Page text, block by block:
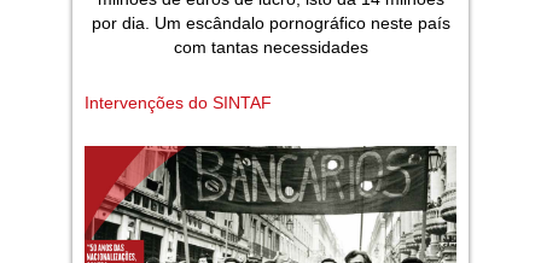
por dia. Um escândalo pornográfico neste país
com tantas necessidades
Intervenções do SINTAF